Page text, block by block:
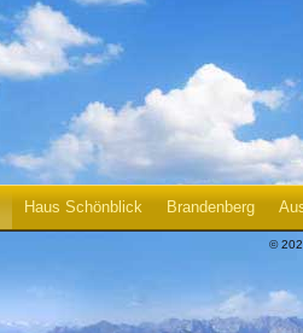
Haus Schönblick Brandenberg
©